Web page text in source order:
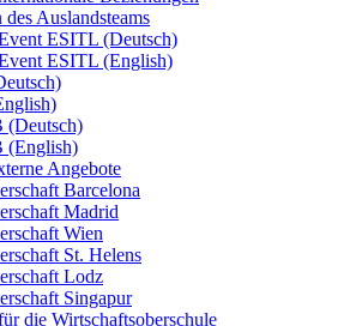
Auslandsteams
ESITL (Deutsch)
ESITL (English)
Angebote
Barcelona
Madrid
Wien
St. Helens
Lodz
Singapur
die Wirtschaftsoberschule